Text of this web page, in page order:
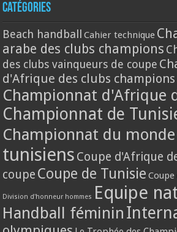
Catégories
Beach handball Cahier technique
arabe des clubs champions
des clubs vainqueurs de coupe
d'Afrique des clubs champions
Championnat d'Afrique
Championnat de
Championnat du monde
tunisiens Coupe d'Afrique
coupe Coupe de Tunisie
Division d'honneur hommes Equipe
Handball féminin